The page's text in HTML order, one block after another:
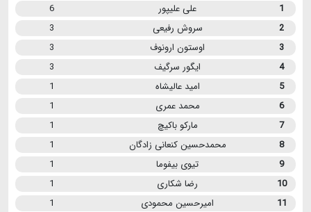
1 علی علیپور
6
2
سروش رفیعی
3
3
اوستون ارونوف
3
4
ایگور سرگیف
3
5
امید عالیشاه
1
6
محمد عمری
1
7
مارکو باکیچ
1
8
محمدحسین کنعانی زادگان
1
9
تیوی بیفوما
1
10
رضا شکاری
1
11
امیرحسین محمودی 1